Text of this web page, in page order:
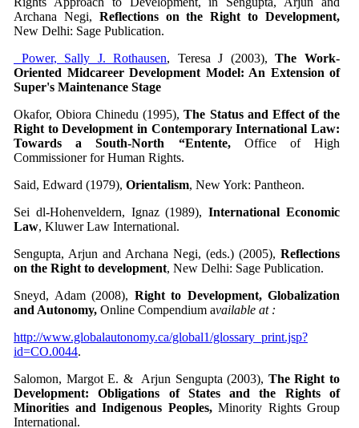
Archana Negi, Reflections on the Right to Development,
New Delhi: Sage Publication.
Power, Sally J. Rothausen, Teresa J (2003),The Work-
Oriented Midcareer Development Model: An Extension of
Super's Maintenance Stage
Okafor, Obiora Chinedu (1995),The Status and Effect of the
Right to Development in Contemporary International Law:
Towards a South-North “Entente,Office of High
Commissioner for Human Rights.
Said, Edward (1979), Orientalism, New York: Pantheon.
Sei dl-Hohenveldern, Ignaz (1989),International Economic
Law, Kluwer Law International.
Sengupta, Arjun and Archana Negi, (eds.) (2005), Reflections
on the Right to development, New Delhi: Sage Publication.
Sneyd, Adam (2008), Right to Development, Globalization
and Autonomy, Online Compendium available at :
http://www.globalautonomy.ca/global1/glossary_print.jsp?
id=CO.0044.
Salomon, Margot E. & Arjun Sengupta (2003), The Right to
Development: Obligations of States and the Rights of
Minorities and Indigenous Peoples,Minority Rights Group
International.